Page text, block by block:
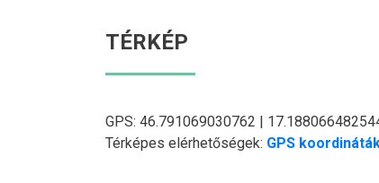
TÉRKÉP
GPS: 46.791069030762 |
Térképes elérhetőségek: GPS